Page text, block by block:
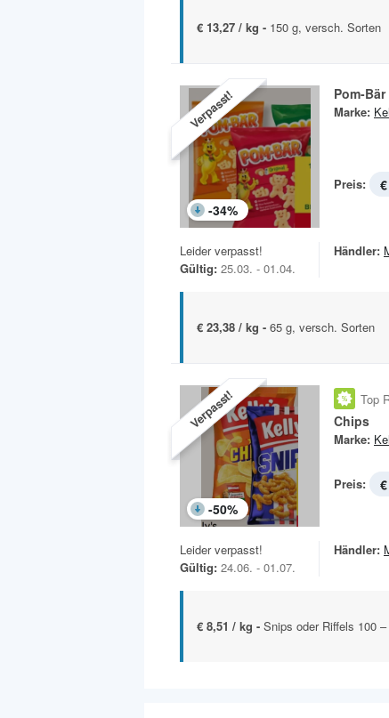
€ 13,27 / kg - 150 g, versch. Sorten
Verpasst!
-34%
Pom-Bär
Marke:
Preis:
Leider verpasst!
Gültig: 25.03. - 01.04.
Händler:
€ 23,38 / kg - 65 g, versch. Sorten
Verpasst!
-50%
Top
Chips
Marke:
Preis:
Leider verpasst!
Gültig: 24.06. - 01.07.
Händler:
€ 8,51 / kg - Snips oder Riffels 100